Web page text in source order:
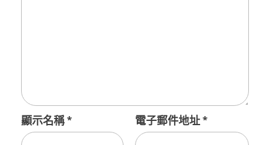
顯示名稱* 電子郵件地址*